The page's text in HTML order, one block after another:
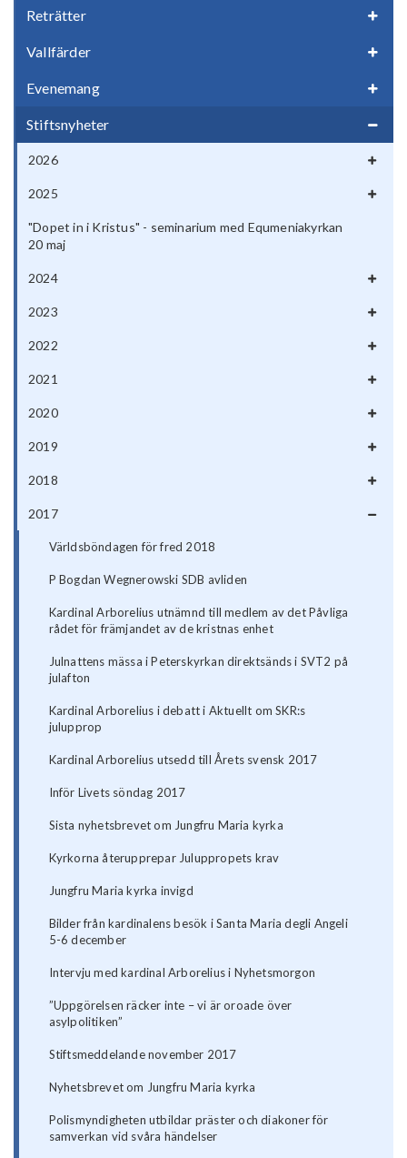
Reträtter
Vallfärder
Evenemang
Stiftsnyheter
2026
2025
"Dopet in i Kristus" - seminarium med Equmeniakyrkan
20 maj
2024
2023
2022
2021
2020
2019
2018
2017
Världsböndagen för fred 2018
P Bogdan Wegnerowski SDB avliden
Kardinal Arborelius utnämnd till medlem av det Påvliga
rådet för främjandet av de kristnas enhet
Julnattens mässa i Peterskyrkan direktsänds i SVT2 på
julafton
Kardinal Arborelius i debatt i Aktuellt om SKR:s
julupprop
Kardinal Arborelius utsedd till Årets svensk 2017
Inför Livets söndag 2017
Sista nyhetsbrevet om Jungfru Maria kyrka
​Kyrkorna återupprepar Juluppropets krav
Jungfru Maria kyrka invigd
Bilder från kardinalens besök i Santa Maria degli Angeli
5-6 december
Intervju med kardinal Arborelius i Nyhetsmorgon
”Uppgörelsen räcker inte – vi är oroade över
asylpolitiken”
Stiftsmeddelande november 2017
Nyhetsbrevet om Jungfru Maria kyrka
Polismyndigheten utbildar präster och diakoner för
samverkan vid svåra händelser